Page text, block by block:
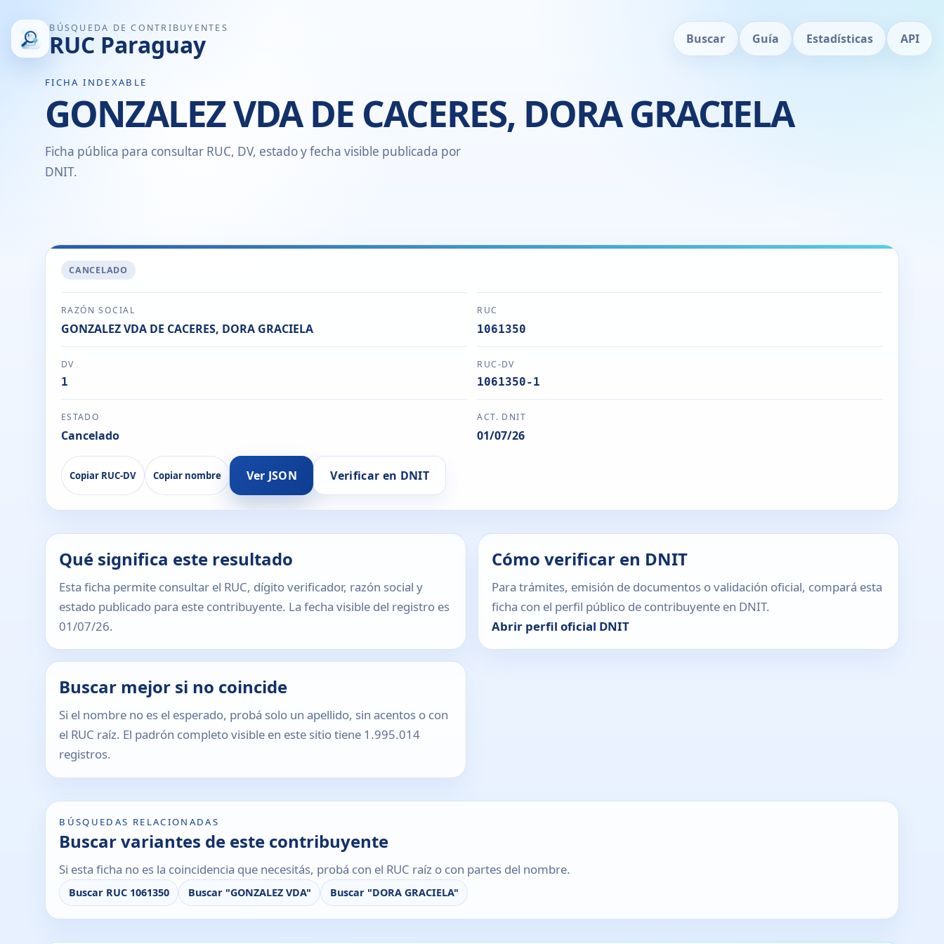
BÚSQUEDA DE CONTRIBUYENTES
RUC Paraguay Buscar Guía Estadísticas API
FICHA INDEXABLE
GONZALEZ VDA DE CACERES, DORA GRACIELA
Ficha pública para consultar RUC, DV, estado y fecha visible publicada por
DNIT.
CANCELADO
RAZÓN SOCIAL
GONZALEZ VDA DE CACERES, DORA GRACIELA
RUC
1061350
DV
1
RUC-DV
1061350-1
ESTADO
Cancelado
ACT. DNIT
01/07/26
Copiar RUC-DV Copiar nombre Ver JSON Verificar en DNIT
Qué significa este resultado
Esta ficha permite consultar el RUC, dígito verificador, razón social y
estado publicado para este contribuyente. La fecha visible del registro es
01/07/26.
Cómo verificar en DNIT
Para trámites, emisión de documentos o validación oficial, compará esta
ficha con el perfil público de contribuyente en DNIT.
Abrir perfil oficial DNIT
Buscar mejor si no coincide
Si el nombre no es el esperado, probá solo un apellido, sin acentos o con
el RUC raíz. El padrón completo visible en este sitio tiene 1.995.014
registros.
BÚSQUEDAS RELACIONADAS
Buscar variantes de este contribuyente
Si esta ficha no es la coincidencia que necesitás, probá con el RUC raíz o con partes del nombre.
Buscar RUC 1061350 Buscar "GONZALEZ VDA" Buscar "DORA GRACIELA"